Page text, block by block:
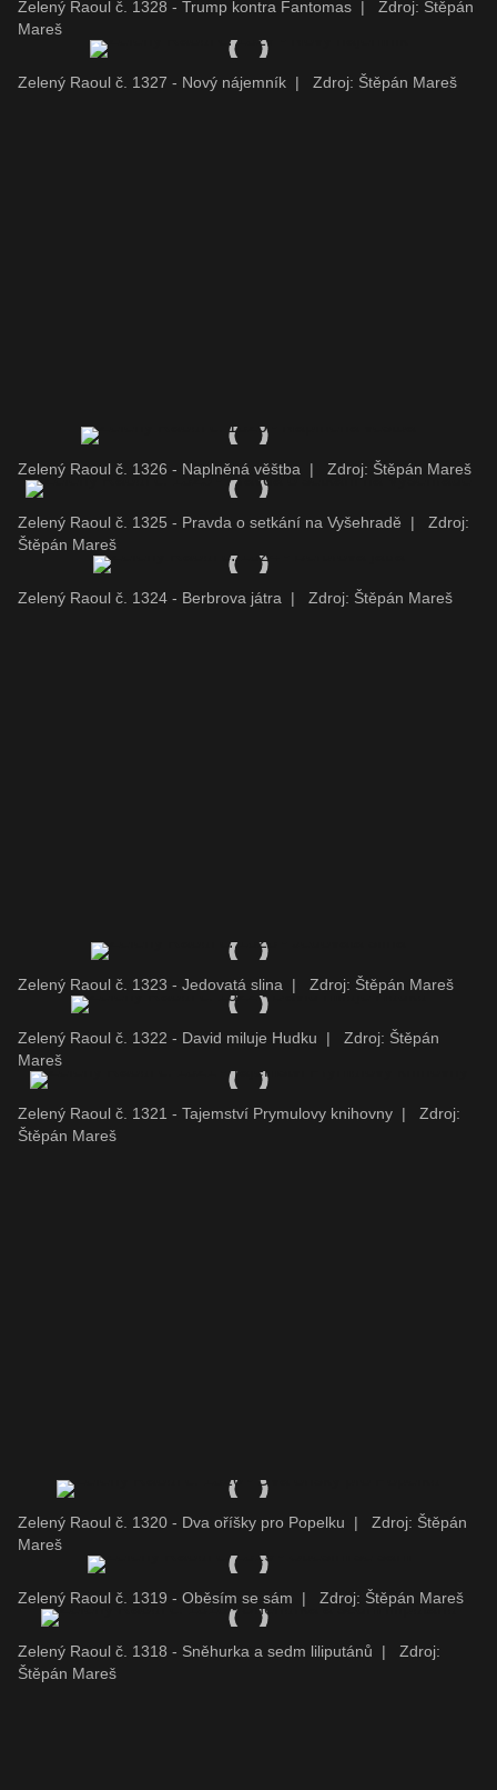
Zelený Raoul č. 1328 - Trump kontra Fantomas |
Zdroj: Štěpán
Mareš
Zelený Raoul č. 1327 - Nový nájemník | Zdroj: Štěpán Mareš
Zelený Raoul č. 1326 - Naplněná věštba | Zdroj: Štěpán Mareš
Zelený Raoul č. 1325 - Pravda o setkání na Vyšehradě |
Zdroj:
Štěpán Mareš
Zelený Raoul č. 1324 - Berbrova játra | Zdroj: Štěpán Mareš
Zelený Raoul č. 1323 - Jedovatá slina | Zdroj: Štěpán Mareš
Zelený Raoul č. 1322 - David miluje Hudku |
Zdroj: Štěpán
Mareš
Zelený Raoul č. 1321 - Tajemství Prymulovy knihovny |
Zdroj:
Štěpán Mareš
Zelený Raoul č. 1320 - Dva oříšky pro Popelku |
Zdroj: Štěpán
Mareš
Zelený Raoul č. 1319 - Oběsím se sám | Zdroj: Štěpán Mareš
Zelený Raoul č. 1318 - Sněhurka a sedm liliputánů |
Zdroj:
Štěpán Mareš